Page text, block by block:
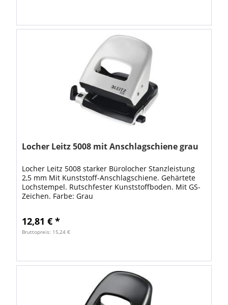
Locher Leitz 5008 mit Anschlagschiene grau
Locher Leitz 5008 starker Bürolocher Stanzleistung
2,5 mm Mit Kunststoff-Anschlagschiene. Gehärtete
Lochstempel. Rutschfester Kunststoffboden. Mit GS-
Zeichen. Farbe: Grau
12,81 € *
Bruttopreis: 15,24 €